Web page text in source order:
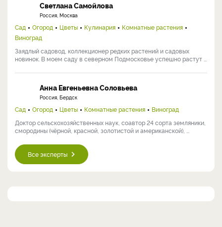
Светлана Самойлова
Россия, Москва
Сад Огород Цветы Кулинария
Комнатные растения
Виноград
Заядлый садовод, коллекционер редких растений и садовых
новинок. В моем саду в северном Подмосковье успешно растут ...
Анна Евгеньевна Соловьева
Россия, Бердск
Сад Огород Цветы Комнатные растения
Виноград
Доктор сельскохозяйственных наук, соавтор 24 сорта земляники,
смородины (чёрной, красной, золотистой и американской), ...
Все эксперты